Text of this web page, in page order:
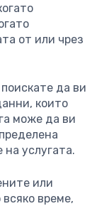
от или чрез
да ви
които
може да ви
услугата.
или
време,